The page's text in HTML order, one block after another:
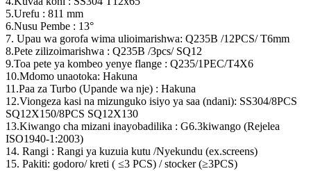
5.Urefu : 811 mm
6.Nusu Pembe : 13°
7. Upau wa gorofa wima ulioimarishwa: Q235B /12PCS/ T6mm
8.Pete zilizoimarishwa : Q235B /3pcs/ SQ12
9.Toa pete ya kombeo yenye flange : Q235/1PEC/T4X6
10.Mdomo unaotoka: Hakuna
11.Paa za Turbo (Upande wa nje) : Hakuna
12.Viongeza kasi na mizunguko isiyo ya saa (ndani): SS304/8PCS
SQ12X150/8PCS SQ12X130
13.Kiwango cha mizani inayobadilika : G6.3kiwango (Rejelea
ISO1940-1:2003)
14. Rangi : Rangi ya kuzuia kutu /Nyekundu (ex.screens)
15. Pakiti: godoro/ kreti ( ≤3 PCS) / stocker (≥3PCS)